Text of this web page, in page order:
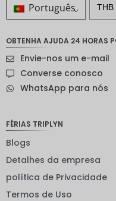
Português THB
sueca
ienes
EUR
OBTENHA AJUDA 24 HORAS
Envie-nos um e-mail
Converse conosco
WhatsApp para nós
FÉRIAS TRIPLYN
Blogs
Detalhes da empresa
política de Privacidade
Termos de Uso